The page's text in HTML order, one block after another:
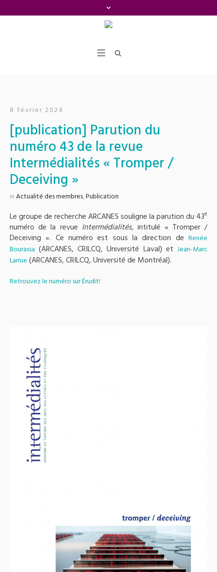
8 février 2024
[publication] Parution du
numéro 43 de la revue
Intermédialités « Tromper /
Deceiving »
inActualité des membres,Publication
Le groupe de recherche ARCANES souligne la parution du 43e
numéro de la revue Intermédialités,intitulé « Tromper /
Deceiving ». Ce numéro est sous la direction deRenée
Bourassa (ARCANES, CRILCQ, Université Laval) etJean-Marc
Larrue (ARCANES, CRILCQ, Université de Montréal).
Retrouvez le numéro sur Érudit!